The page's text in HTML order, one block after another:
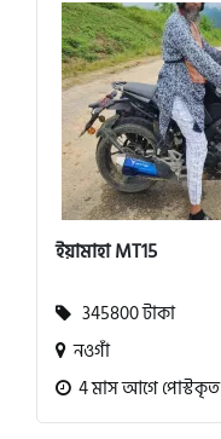
ইয়ামাহা MT15
345800 টাকা
নওগাঁ
4 মাস আগে পোস্টকৃত